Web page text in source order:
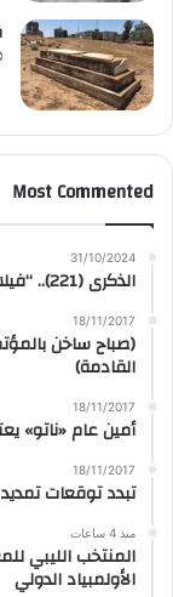
Most Commented
31/10/2024
الذكرى (221).. “فيلادلفيا” الأمريكية في أسر البحارة الطرابلسيين
18/11/2017
(صباح ساخن
القادمة)
18/11/2017
أمين عام «ناتو»
18/11/2017
تبدد توقعات
منذ 4 ساعات
المنتخب الليبي
الأولمبياد الدولي